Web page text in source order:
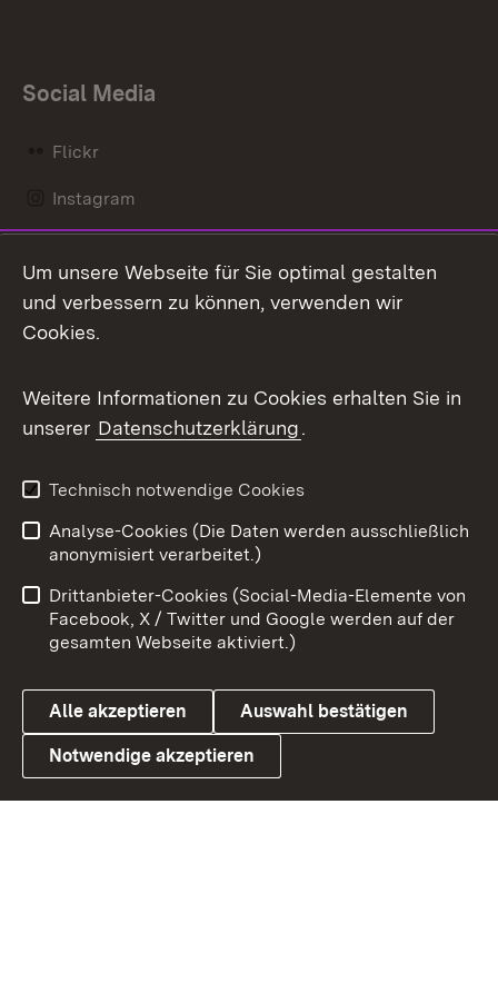
Social Media
Flickr
Instagram
Mastodon
Messenger
Social Wall
X / Twitter
Youtube
Link zum Landesportal
Benutzungshinweise
Barrierefreiheit
Datenschutz
Cookies
Um unsere Webseite für Sie optimal gestalten
und verbessern zu können, verwenden wir
Cookies.
Weitere Informationen zu Cookies erhalten Sie in
unserer Datenschutzerklärung.
Technisch notwendige Cookies
Analyse-Cookies (Die Daten werden ausschließlich
anonymisiert verarbeitet.)
Drittanbieter-Cookies (Social-Media-Elemente von
Facebook, X / Twitter und Google werden auf der
gesamten Webseite aktiviert.)
Alle akzeptieren Auswahl bestätigen
Notwendige akzeptieren